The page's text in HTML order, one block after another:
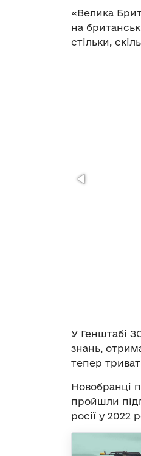
«Велика
на
стільки,
У Генштабі
знань,
тепер
Новобранці
пройшли
росії у 2022